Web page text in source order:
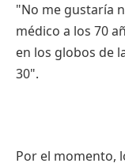
"No me gustaría
médico a los 70
en los globos de
30".
Por el momento,